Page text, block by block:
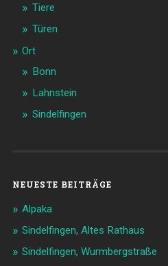
Tiere
Türen
Ort
Bonn
Lahnstein
Sindelfingen
NEUESTE BEITRÄGE
Alpaka
Sindelfingen, Altes Rathaus
Sindelfingen, Wurmbergstraße